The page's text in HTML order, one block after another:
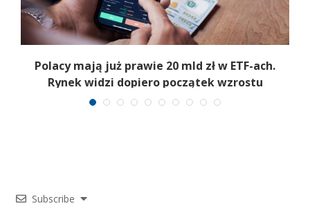
Polacy mają już prawie 20 mld zł w ETF-ach.
Rynek widzi dopiero początek wzrostu
Subscribe